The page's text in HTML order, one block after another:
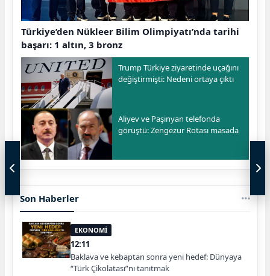
Türkiye’den Nükleer Bilim Olimpiyatı’nda tarihi
başarı: 1 altın, 3 bronz
Trump Türkiye ziyaretinde uçağını
değiştirmişti: Nedeni ortaya çıktı
Aliyev ve Paşinyan telefonda
görüştü: Zengezur Rotası masada
Son Haberler
EKONOMİ
12:11
Baklava ve kebaptan sonra yeni hedef: Dünyaya
“Türk Çikolatası”nı tanıtmak